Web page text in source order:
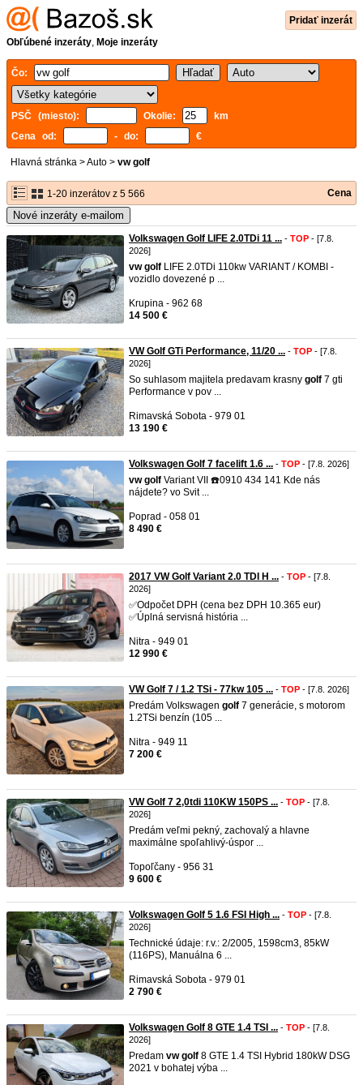
Pridať inzerát
Obľúbené inzeráty, Moje inzeráty
Čo:
PSČ (miesto): Okolie:
km
Cena od:
- do: €
Hlavná stránka >Auto > vw golf
1-20 inzerátov z 5 566 Cena
Nové inzeráty e-mailom
Volkswagen Golf LIFE 2.0TDi 11 ... - TOP - [7.8.
2026]
vw golf LIFE 2.0TDi 110kw VARIANT / KOMBI -
vozidlo dovezené p ...
Krupina - 962 68
14 500 €
VW Golf GTi Performance, 11/20 ... - TOP - [7.8.
2026]
So suhlasom majitela predavam krasny golf 7 gti
Performance v pov ...
Rimavská Sobota - 979 01
13 190 €
Volkswagen Golf 7 facelift 1.6 ... - TOP - [7.8. 2026]
vw golf Variant VII ☎️0910 434 141 Kde nás
nájdete? vo Svit ...
Poprad - 058 01
8 490 €
2017 VW Golf Variant 2.0 TDI H ... - TOP - [7.8.
2026]
✅Odpočet DPH (cena bez DPH 10.365 eur)
✅Úplná servisná história ...
Nitra - 949 01
12 990 €
VW Golf 7 / 1.2 TSi - 77kw 105 ... - TOP - [7.8. 2026]
Predám Volkswagen golf 7 generácie, s motorom
1.2TSi benzín (105 ...
Nitra - 949 11
7 200 €
VW Golf 7 2,0tdi 110KW 150PS ... - TOP - [7.8.
2026]
Predám veľmi pekný, zachovalý a hlavne
maximálne spoľahlivý-úspor ...
Topoľčany - 956 31
9 600 €
Volkswagen Golf 5 1.6 FSI High ... - TOP - [7.8.
2026]
Technické údaje: r.v.: 2/2005, 1598cm3, 85kW
(116PS), Manuálna 6 ...
Rimavská Sobota - 979 01
2 790 €
Volkswagen Golf 8 GTE 1.4 TSI ... - TOP - [7.8.
2026]
Predam vw golf 8 GTE 1.4 TSI Hybrid 180kW DSG
2021 v bohatej výba ...